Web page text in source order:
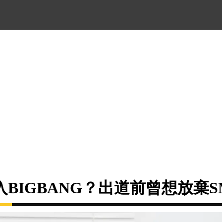
BIGBANG？出道前曾想放棄